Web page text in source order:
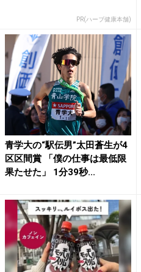
PR(ハーブ健康本舗)
青学大の“駅伝男”太田蒼生が4
区区間賞 「僕の仕事は最低限
果たせた」 1分39秒...